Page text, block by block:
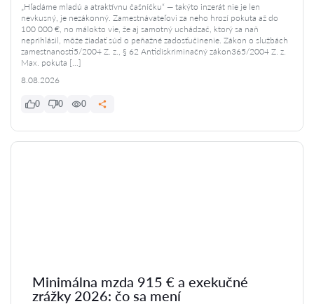
„Hľadáme mladú a atraktívnu čašníčku“ — takýto inzerát nie je len
nevkusný, je nezákonný. Zamestnávateľovi za neho hrozí pokuta až do
100 000 €, no málokto vie, že aj samotný uchádzač, ktorý sa naň
neprihlásil, môže žiadať súd o peňažné zadosťučinenie. Zákon o službách
zamestnanosti5/2004 Z. z., § 62 Antidiskriminačný zákon365/2004 Z. z.
Max. pokuta […]
8.08.2026
0 0 0
Minimálna mzda 915 € a exekučné
zrážky 2026: čo sa mení